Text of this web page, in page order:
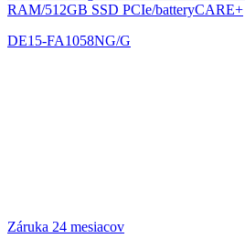
RAM/512GB SSD PCIe/batteryCARE+
DE15-FA1058NG/G
Záruka 24 mesiacov